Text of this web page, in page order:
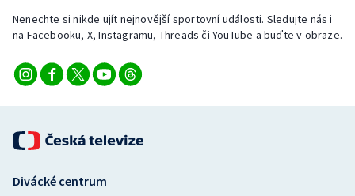
Veslování
Vodní slalom
Ostatní
Nenechte si nikde ujít nejnovější sportovní události. Sledujte nás i
na Facebooku, X, Instagramu, Threads či YouTube a buďte v obraze.
Divácké centrum